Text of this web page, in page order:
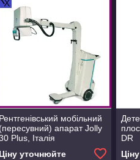
Рентгенівський мобільний
(пересувний) апарат Jolly
Plus, Італія
Ціну уточнюйте
DR